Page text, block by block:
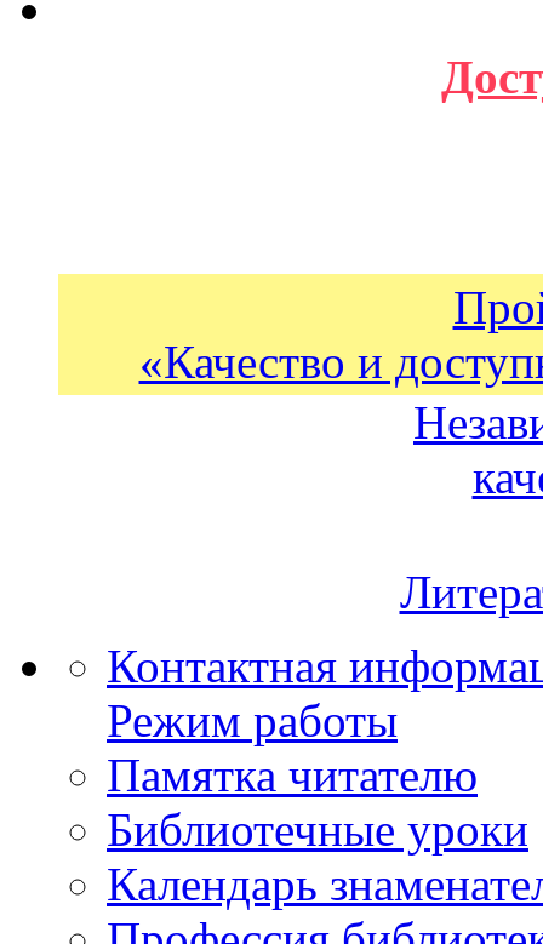
«Качество и
Контактная
Режим работы
Памятка читателю
Библиотечные уроки
Календарь